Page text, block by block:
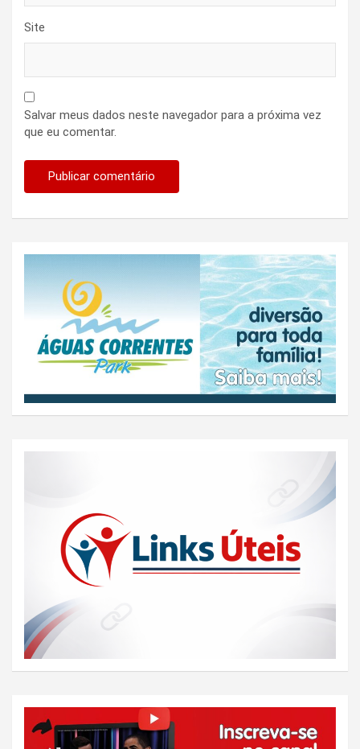
Site
Salvar meus dados neste navegador para a próxima vez
que eu comentar.